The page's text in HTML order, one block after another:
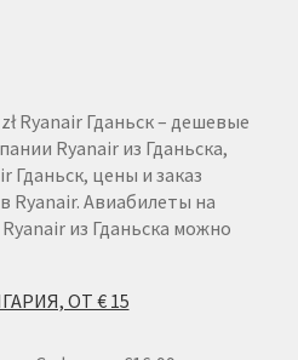
Ryanair Гданьск – дешевые
Ryanair из Гданьска,
Гданьск, цены и заказ
Ryanair. Авиабилеты на
из Гданьска можно
ОТ € 15